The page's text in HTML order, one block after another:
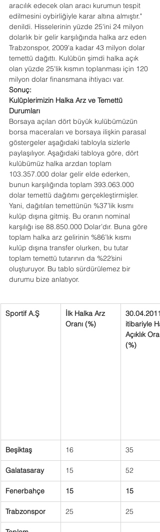
aracılık edecek olan aracı kurumun tespit
edilmesini oybirliğiyle karar altına almıştır."
denildi. Hisselerinin yüzde 25'ini 24 milyon
dolarlık bir gelir karşılığında halka arz eden
Trabzonspor, 2009'a kadar 43 milyon dolar
temettü dağıttı. Kulübün şimdi halka açık
olan yüzde 25'lik kısmın toplanması için 120
milyon dolar finansmana ihtiyacı var.
Sonuç:
Kulüplerimizin Halka Arz ve Temettü
Durumları
Borsaya açılan dört büyük kulübümüzün
borsa maceraları ve borsaya ilişkin parasal
göstergeler aşağıdaki tabloyla sizlerle
paylaşılıyor. Aşağıdaki tabloya göre, dört
kulübümüz halka arzdan toplam
103.357.000 dolar gelir elde ederken,
bunun karşılığında toplam 393.063.000
dolar temettü dağıtımı gerçekleştirmişler.
Yani, dağıtılan temettünün %37’lik kısmı
kulüp dışına gitmiş. Bu oranın nominal
karşılığı ise 88.850.000 Dolar’dır. Buna göre
toplam halka arz gelirinin %86’lık kısmı
kulüp dışına transfer olurken, bu tutar
toplam temettü tutarının da %22’sini
oluşturuyor. Bu tablo sürdürülemez bir
durumu bize anlatıyor.
Sportif A.Ş
İlk Halka Arz
Oranı (%)
30.04.2011
itibariyle
Açıklık
(%)
Beşiktaş 16 35
Galatasaray 15 52
Fenerbahçe 15 15
Trabzonspor 25 25